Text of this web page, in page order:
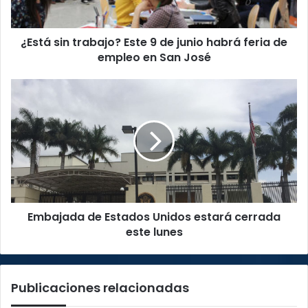
habrá
feria
San
¿Está sin trabajo? Este 9 de junio habrá feria de
empleo en San José
Embajada
Estados
Unidos
estará
cerrada
este
lunes
Embajada de Estados Unidos estará cerrada
este lunes
Publicaciones relacionadas